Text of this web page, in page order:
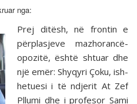
nga:
Prej ditësh, në frontin e
përplasjeve mazhorancë-
opozitë, është shtuar dhe
një emër: Shyqyri Çoku, ish-
hetuesi i të ndjerit At Zef
Pllumi dhe i profesor Sami